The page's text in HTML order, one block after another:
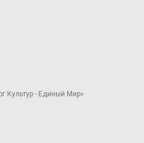
Культур - Единый Мир»